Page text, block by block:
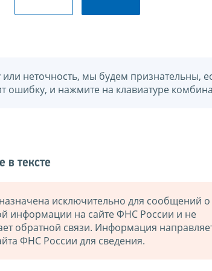
или неточность, мы будем признательны,
ошибку, и нажмите на клавиатуре
в тексте
исключительно для сообщений о
информации на сайте ФНС России и не
обратной связи. Информация
ФНС России для сведения.